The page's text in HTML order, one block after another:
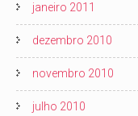
janeiro 2011
dezembro 2010
novembro 2010
julho 2010